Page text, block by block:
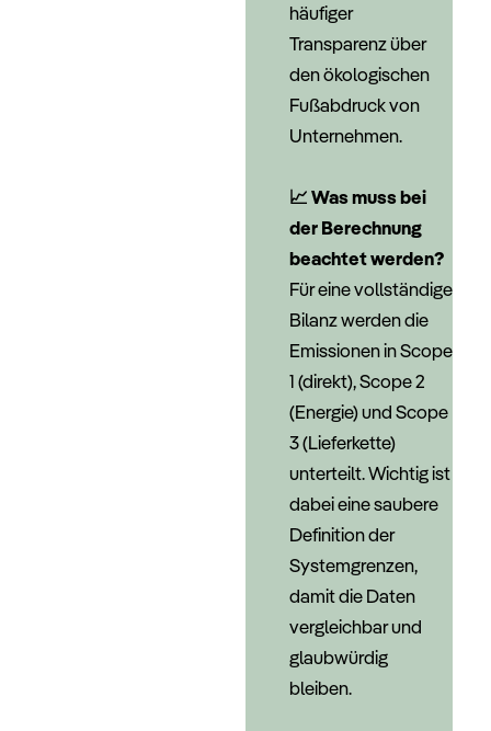
häufiger
Transparenz über
den ökologischen
Fußabdruck von
Unternehmen.
📈Was muss bei
der Berechnung
beachtet werden?
Für eine vollständige
Bilanz werden die
Emissionen in Scope
1 (direkt), Scope 2
(Energie) und Scope
3 (Lieferkette)
unterteilt. Wichtig ist
dabei eine saubere
Definition der
Systemgrenzen,
damit die Daten
vergleichbar und
glaubwürdig
bleiben.